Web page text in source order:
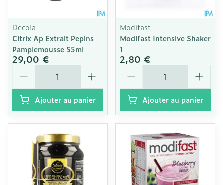
Decola
Citrix Ap Extrait Pepins
Pamplemousse 55ml
29,00 €
Ajouter au panier
Modifast
Modifast Intensive Shaker
1
2,80 €
Ajouter au panier